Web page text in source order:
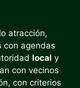
atracción,
con agendas
local y
con vecinos
con criterios